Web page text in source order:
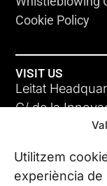
Utilitzem
experiència de
Cookie Policy
VISIT US
Leitat
C/ de la
08225
All our offices